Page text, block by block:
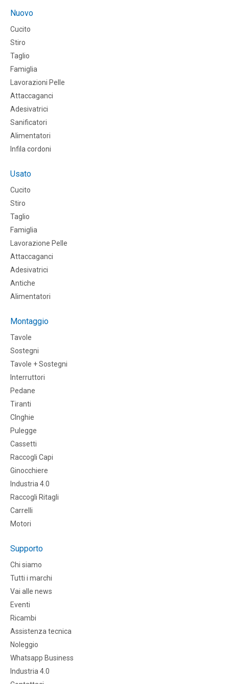
Nuovo
Cucito
Stiro
Taglio
Famiglia
Lavorazioni Pelle
Attaccaganci
Adesivatrici
Sanificatori
Alimentatori
Infila cordoni
Usato
Cucito
Stiro
Taglio
Famiglia
Lavorazione Pelle
Attaccaganci
Adesivatrici
Antiche
Alimentatori
Montaggio
Tavole
Sostegni
Tavole + Sostegni
Interruttori
Pedane
Tiranti
CInghie
Pulegge
Cassetti
Raccogli Capi
Ginocchiere
Industria 4.0
Raccogli Ritagli
Carrelli
Motori
Supporto
Chi siamo
Tutti i marchi
Vai alle news
Eventi
Ricambi
Assistenza tecnica
Noleggio
Whatsapp Business
Industria 4.0